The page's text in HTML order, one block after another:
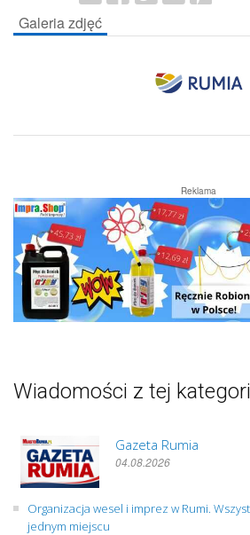
Galeria zdjęć
Reklama
Wiadomości z tej
Gazeta Rumia
04.08.2026
Organizacja wesel i imprez w Rumi.
jednym miejscu